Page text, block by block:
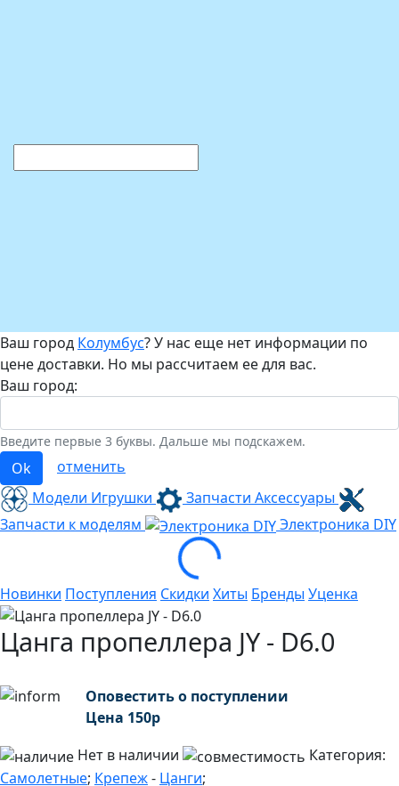
Ваш город Колумбус? У нас еще нет информации по
цене доставки. Но мы рассчитаем ее для вас.
Ваш город:
Введите первые 3 буквы. Дальше мы подскажем.
Ok
отменить
Модели Игрушки
Запчасти Аксессуары
Запчасти к моделям
Электроника DIY
Loading...
Новинки Поступления Скидки Хиты Бренды Уценка
Цанга пропеллера JY - D6.0
Оповестить о поступлении
Цена 150р
Нет в наличии
Категория:
Самолетные; Крепеж- Цанги;